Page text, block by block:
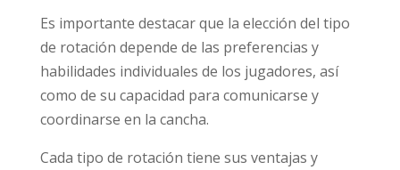
Es importante destacar que la elección del tipo
de rotación depende de las preferencias y
habilidades individuales de los jugadores, así
como de su capacidad para comunicarse y
coordinarse en la cancha.
Cada tipo de rotación tiene sus ventajas y